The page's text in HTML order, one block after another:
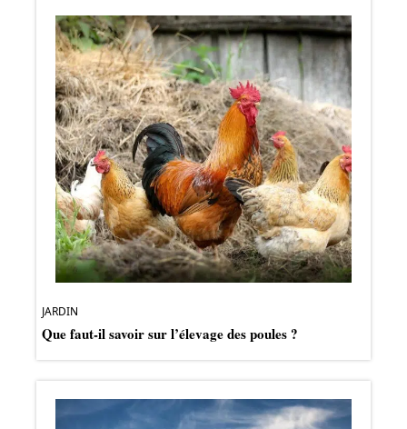
JARDIN
Que faut-il savoir sur l’élevage des poules ?